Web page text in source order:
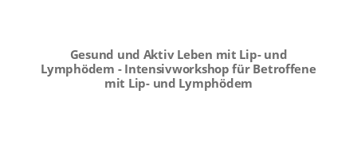
Gesund und Aktiv Leben mit Lip- und
Lymphödem - Intensivworkshop für Betroffene
mit Lip- und Lymphödem